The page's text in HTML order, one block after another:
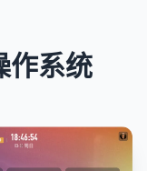
作系统